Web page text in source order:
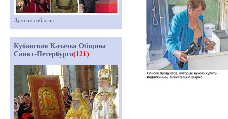
Другие события
Кубанская Казачья Община
Санкт-Петербурга(121)